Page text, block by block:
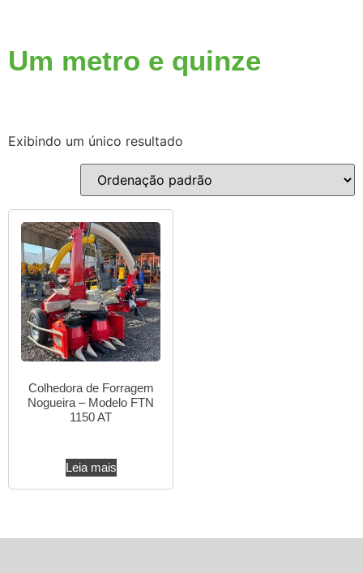
Um metro e quinze
Exibindo um único resultado
Colhedora de Forragem
Nogueira – Modelo FTN
1150 AT
Leia mais